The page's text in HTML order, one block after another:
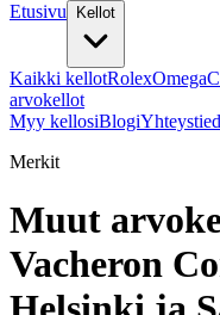
Etusivu
Kellot
Kaikki kellotRolexOmega
arvokellot
Myy kellosiBlogi
Merkit
Muut
Vacheron